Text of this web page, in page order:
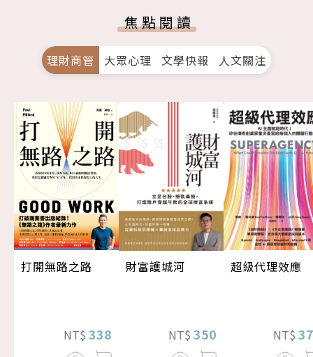
焦點閱讀
理財商管 大眾心理 文學快報 人文關注
打開無路之路
NT$ 338
財富護城河
NT$ 350
超級代理效應
NT$